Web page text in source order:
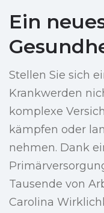
Ein
Stellen Sie sich
Krankwerden
komplexe
kämpfen oder
nehmen. Dank
Tausende von
Carolina